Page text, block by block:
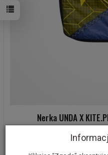
Nerka UNDA X
NIE MA DWÓCH